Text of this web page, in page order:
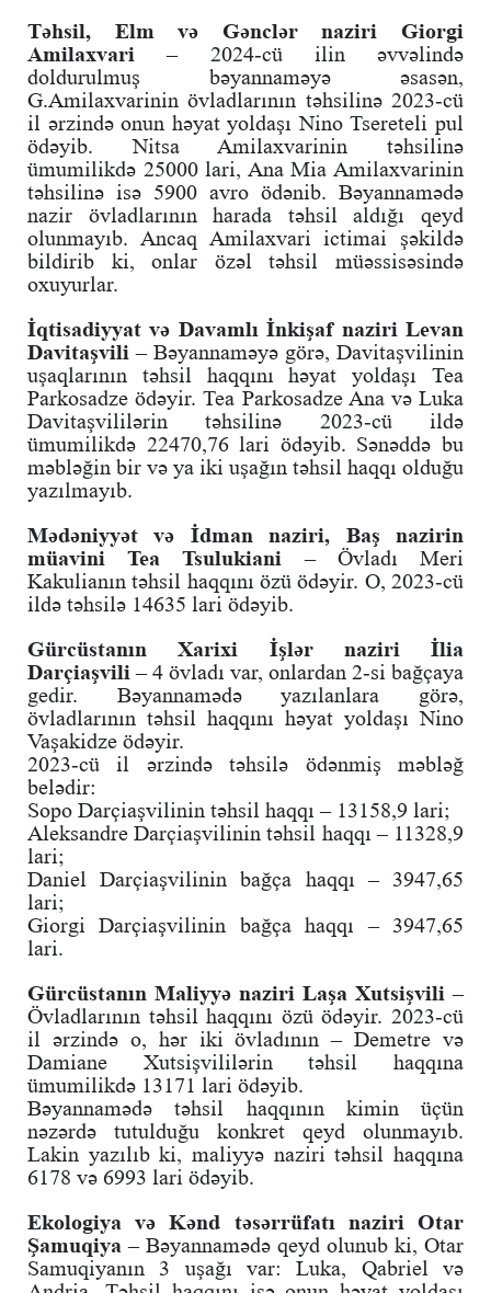
Təhsil, Elm və Gənclər naziri Giorgi
Amilaxvari – 2024-cü ilin əvvəlində
doldurulmuş bəyannaməyə əsasən,
G.Amilaxvarinin övladlarının təhsilinə 2023-cü
il ərzində onun həyat yoldaşı Nino Tsereteli pul
ödəyib. Nitsa Amilaxvarinin təhsilinə
ümumilikdə 25000 lari, Ana Mia Amilaxvarinin
təhsilinə isə 5900 avro ödənib. Bəyannamədə
nazir övladlarının harada təhsil aldığı qeyd
olunmayıb. Ancaq Amilaxvari ictimai şəkildə
bildirib ki, onlar özəl təhsil müəssisəsində
oxuyurlar.
İqtisadiyyat və Davamlı İnkişaf naziri Levan
Davitaşvili – Bəyannaməyə görə, Davitaşvilinin
uşaqlarının təhsil haqqını həyat yoldaşı Tea
Parkosadze ödəyir. Tea Parkosadze Ana və Luka
Davitaşvililərin təhsilinə 2023-cü ildə
ümumilikdə 22470,76 lari ödəyib. Sənəddə bu
məbləğin bir və ya iki uşağın təhsil haqqı olduğu
yazılmayıb.
Mədəniyyət və İdman naziri, Baş nazirin
müavini Tea Tsulukiani – Övladı Meri
Kakulianın təhsil haqqını özü ödəyir. O, 2023-cü
ildə təhsilə 14635 lari ödəyib.
Gürcüstanın Xarixi İşlər naziri İlia
Darçiaşvili – 4 övladı var, onlardan 2-si bağçaya
gedir. Bəyannamədə yazılanlara görə,
övladlarının təhsil haqqını həyat yoldaşı Nino
Vaşakidze ödəyir.
2023-cü il ərzində təhsilə ödənmiş məbləğ
belədir:
Sopo Darçiaşvilinin təhsil haqqı – 13158,9 lari;
Aleksandre Darçiaşvilinin təhsil haqqı – 11328,9
lari;
Daniel Darçiaşvilinin bağça haqqı – 3947,65
lari;
Giorgi Darçiaşvilinin bağça haqqı – 3947,65
lari.
Gürcüstanın Maliyyə naziri Laşa Xutsişvili –
Övladlarının təhsil haqqını özü ödəyir. 2023-cü
il ərzində o, hər iki övladının – Demetre və
Damiane Xutsişvililərin təhsil haqqına
ümumilikdə 13171 lari ödəyib.
Bəyannamədə təhsil haqqının kimin üçün
nəzərdə tutulduğu konkret qeyd olunmayıb.
Lakin yazılıb ki, maliyyə naziri təhsil haqqına
6178 və 6993 lari ödəyib.
Ekologiya və Kənd təsərrüfatı naziri Otar
Şamuqiya – Bəyannamədə qeyd olunub ki, Otar
Samuqiyanın 3 uşağı var: Luka, Qabriel və